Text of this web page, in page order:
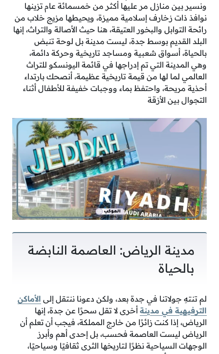
ونسير بين منازل مر عليها أكثر من خمسمائة عام تزينها
نوافذ ذات زخارف إسلامية مميزة، ويحيطها مزيج خلاب من
رائحة التوابل والبخور العتيقة، هنا حيث الأصالة والتراث، إنها
البلد القديم بوسط جدة، ليست مدينة بل لوحة تنبض
بالحياة، أسواق شعبية ومساجد تاريخية وحركة دائمة،
وهي المدينة التي تم إدراجها في قائمة اليونسكو للتراث
العالمي لما لها من قيمة تاريخية عظيمة، أنصحك بارتداء
أحذية مريحة، واحتفظ بماء ووجبات خفيفة للأطفال أثناء
التجوال بين الأزقة
مدينة الرياض: العاصمة النابضة
بالحياة
لم تنتهِ جولاتنا في جدة بعد، ولكن دعونا ننتقل إلى الأماكن
الترفيهية في مدينة أخرى لا تقل سحرًا عن جدة، إنها
الرياض، إذا كنت زائرًا من خارج المملكة، فيجب أن تعلم أن
الرياض ليست العاصمة فحسب، بل إحدى أهم وأبرز
الوجهات السياحية نظرًا لتاريخها الثرى ثقافيًا وسياحيًا،